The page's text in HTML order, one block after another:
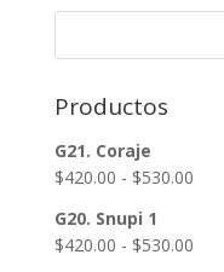
Productos
G21. Coraje
$420.00 - $530.00
G20. Snupi 1
$420.00 - $530.00